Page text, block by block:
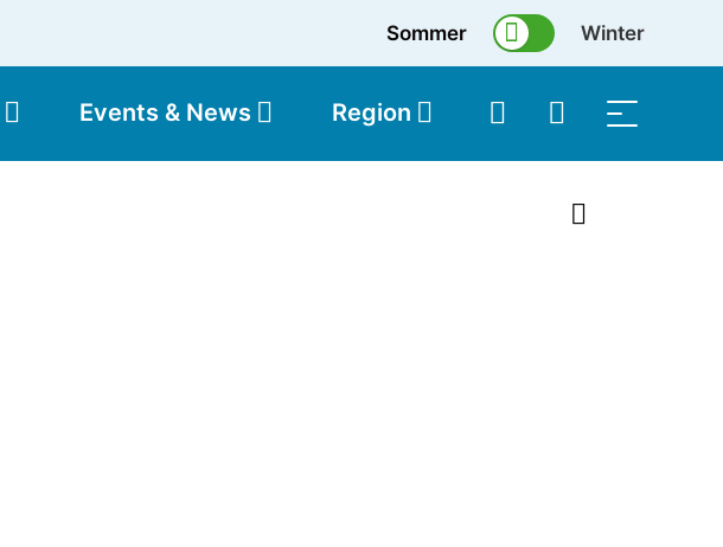
Sommer Winter
Events & News Region